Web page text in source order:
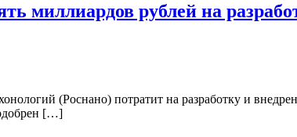
миллиардов рублей на
(Роснано) потратит на разработку и
[…]